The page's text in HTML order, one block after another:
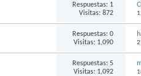
Respuestas: 1
Visitas: 872
Respuestas: 0
Visitas: 1,090
Respuestas: 5
Visitas: 1,092